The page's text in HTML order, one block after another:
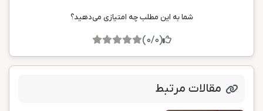
شما به این مطلب چه امتیازی می‌دهید؟
(0/0)
مقالات مرتبط